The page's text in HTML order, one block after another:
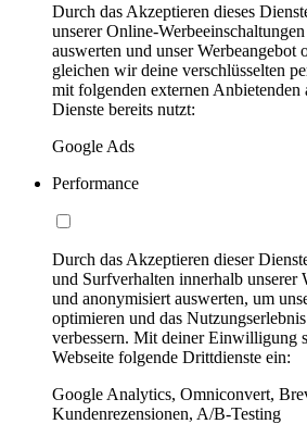
Durch das Akzeptieren dieses
unserer Online-
auswerten und unser Werbeangebot
gleichen wir deine verschlüsselten
mit folgenden externen Anbietenden
Dienste bereits nutzt:
Google Ads
Performance
Durch das Akzeptieren dieser
und Surfverhalten innerhalb unserer
und anonymisiert auswerten, um
optimieren und das
verbessern. Mit deiner Einwilligung
Webseite folgende Drittdienste ein:
Google Analytics, Omniconvert,
Kundenrezensionen, A/B-Testing